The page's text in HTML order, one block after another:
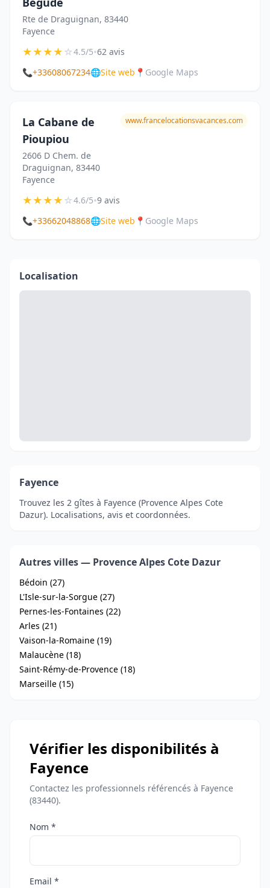
Rte de Draguignan, 83440
Fayence
★★★★☆4.5/5•62 avis
📞+33608067234🌐Site web 📍 Google Maps
La Cabane de
Pioupiou
2606 D Chem. de
Draguignan, 83440
Fayence
www.francelocationsvacances.com
★★★★☆4.6/5•9 avis
📞+33662048868🌐Site web 📍 Google Maps
Localisation
Fayence
Trouvez les 2 gîtes à Fayence (Provence Alpes Cote
Dazur). Localisations, avis et coordonnées.
Autres villes — Provence Alpes Cote Dazur
Bédoin (27)
L'Isle-sur-la-Sorgue (27)
Pernes-les-Fontaines (22)
Arles (21)
Vaison-la-Romaine (19)
Malaucène (18)
Saint-Rémy-de-Provence (18)
Marseille (15)
Vérifier les disponibilités à
Fayence
Contactez les professionnels référencés à Fayence
(83440).
Nom *
Email *